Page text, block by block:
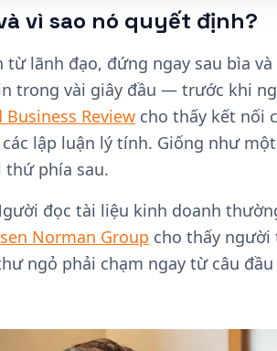
vì sao nó quyết định?
lãnh đạo, đứng ngay sau bìa
trong vài giây đầu — trước khi
Review cho thấy kết nối
lập luận lý tính. Giống như
thứ phía sau.
đọc tài liệu kinh doanh
Norman Group cho thấy người
ngỏ phải chạm ngay từ câu